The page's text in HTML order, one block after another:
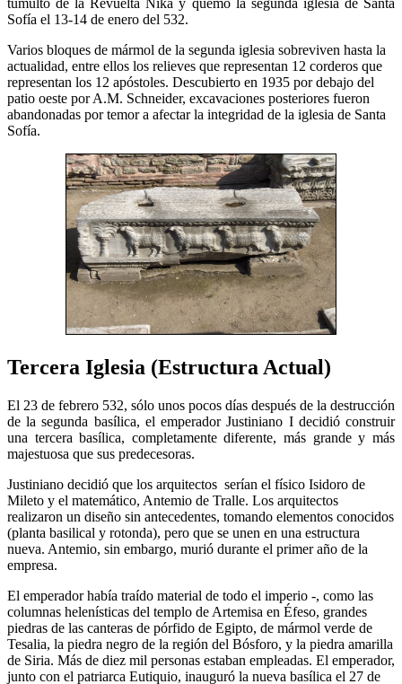
Sofía el 13-14 de enero del 532.
Varios bloques de mármol de la segunda iglesia sobreviven hasta la
actualidad, entre ellos los relieves que representan 12 corderos que
representan los 12 apóstoles. Descubierto en 1935 por debajo del
patio oeste por A.M. Schneider, excavaciones posteriores fueron
abandonadas por temor a afectar la integridad de la iglesia de Santa
Sofía.
Tercera Iglesia (Estructura Actual)
El 23 de febrero 532, sólo unos pocos días después de la destrucción
de la segunda basílica, el emperador Justiniano I decidió construir
una tercera basílica, completamente diferente, más grande y más
majestuosa que sus predecesoras.
Justiniano decidió que los arquitectos serían el físico Isidoro de
Mileto y el matemático, Antemio de Tralle. Los arquitectos
realizaron un diseño sin antecedentes, tomando elementos conocidos
(planta basilical y rotonda), pero que se unen en una estructura
nueva. Antemio, sin embargo, murió durante el primer año de la
empresa.
El emperador había traído material de todo el imperio -, como las
columnas helenísticas del templo de Artemisa en Éfeso, grandes
piedras de las canteras de pórfido de Egipto, de mármol verde de
Tesalia, la piedra negro de la región del Bósforo, y la piedra amarilla
de Siria. Más de diez mil personas estaban empleadas. El emperador,
junto con el patriarca Eutiquio, inauguró la nueva basílica el 27 de